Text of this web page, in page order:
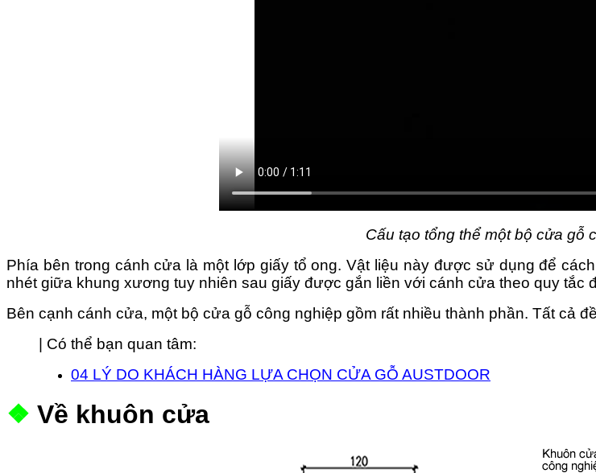
Cấu tạo tổng thể một bộ cửa gỗ
Phía bên trong cánh cửa là một lớp giấy tổ ong. Vật liệu này được sử dụng để
nhét giữa khung xương tuy nhiên sau giấy được gắn liền với cánh cửa theo quy tắc
Bên cạnh cánh cửa, một bộ cửa gỗ công nghiệp gồm rất nhiều thành phần. Tất cả
| Có thể bạn quan tâm:
04 LÝ DO KHÁCH HÀNG LỰA CHỌN CỬA GỖ AUSTDOOR
❖ Về khuôn cửa